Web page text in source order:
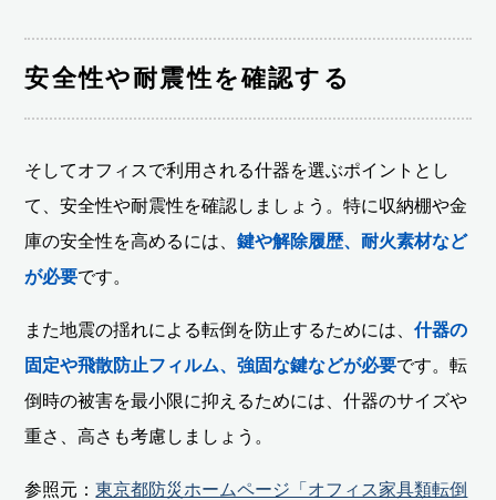
安全性や耐震性を確認する
そしてオフィスで利用される什器を選ぶポイントとし
て、安全性や耐震性を確認しましょう。特に収納棚や金
庫の安全性を高めるには、鍵や解除履歴、耐火素材など
が必要です。
また地震の揺れによる転倒を防止するためには、什器の
固定や飛散防止フィルム、強固な鍵などが必要です。転
倒時の被害を最小限に抑えるためには、什器のサイズや
重さ、高さも考慮しましょう。
参照元：東京都防災ホームページ「オフィス家具類転倒